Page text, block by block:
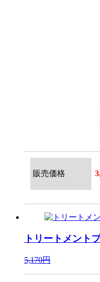
販売価格
トリートメント
5,170円